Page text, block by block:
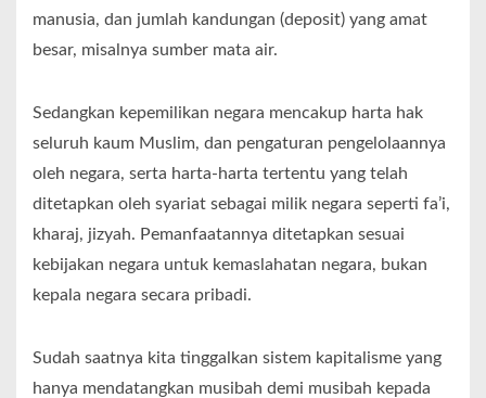
manusia, dan jumlah kandungan (deposit) yang amat
besar, misalnya sumber mata air.
Sedangkan kepemilikan negara mencakup harta hak
seluruh kaum Muslim, dan pengaturan pengelolaannya
oleh negara, serta harta-harta tertentu yang telah
ditetapkan oleh syariat sebagai milik negara seperti fa’i,
kharaj, jizyah. Pemanfaatannya ditetapkan sesuai
kebijakan negara untuk kemaslahatan negara, bukan
kepala negara secara pribadi.
Sudah saatnya kita tinggalkan sistem kapitalisme yang
hanya mendatangkan musibah demi musibah kepada